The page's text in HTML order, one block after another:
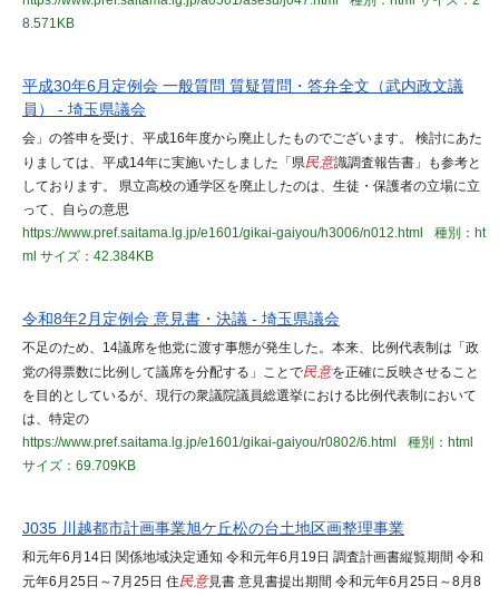
8.571KB
平成30年6月定例会 一般質問 質疑質問・答弁全文（武内政文議
員） - 埼玉県議会
会」の答申を受け、平成16年度から廃止したものでございます。 検討にあた
りましては、平成14年に実施いたしました「県民意識調査報告書」も参考と
しております。 県立高校の通学区を廃止したのは、生徒・保護者の立場に立
って、自らの意思
https://www.pref.saitama.lg.jp/e1601/gikai-gaiyou/h3006/n012.html
種別：ht
ml サイズ：42.384KB
令和8年2月定例会 意見書・決議 - 埼玉県議会
不足のため、14議席を他党に渡す事態が発生した。本来、比例代表制は「政
党の得票数に比例して議席を分配する」ことで民意を正確に反映させること
を目的としているが、現行の衆議院議員総選挙における比例代表制において
は、特定の
https://www.pref.saitama.lg.jp/e1601/gikai-gaiyou/r0802/6.html
種別：html
サイズ：69.709KB
J035 川越都市計画事業旭ケ丘松の台土地区画整理事業
和元年6月14日 関係地域決定通知 令和元年6月19日 調査計画書縦覧期間 令和
元年6月25日～7月25日 住民意見書 意見書提出期間 令和元年6月25日～8月8